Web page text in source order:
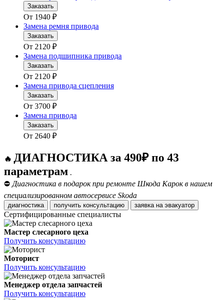
Заказать
От 1940 ₽
Замена ремня привода
Заказать
От 2120 ₽
Замена подшипника привода
Заказать
От 2120 ₽
Замена привода сцепления
Заказать
От 3700 ₽
Замена привода
Заказать
От 2640 ₽
🔥 ДИАГНОСТИКА за 490₽ по 43
параметрам .
⛔ Диагностика в подарок при ремонте Шкода Карок в нашем
специализированном автосервисе Skoda
диагностика получить консультацию заявка на эвакуатор
Сертифицированные специалисты
Мастер слесарного цеха
Получить консультацию
Моторист
Получить консультацию
Менеджер отдела запчастей
Получить консультацию